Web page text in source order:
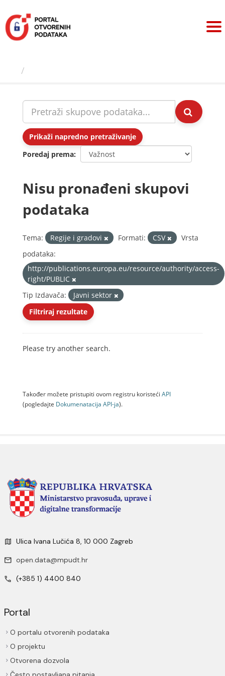
sadržaj
Prikaži napredno pretraživanje
Poredaj prema
Nisu pronađeni skupovi
podataka
Tema: Regije i gradovi Formati: CSV
Vrsta
podataka:
http://publications.europa.eu/resource/authority/access-
right/PUBLIC
Tip Izdavača:
Javni sektor
Filtriraj rezultate
Please try another search.
Također možete pristupiti ovom registru koristeći API
(pogledajte Dokumenаtаcijа API-jа).